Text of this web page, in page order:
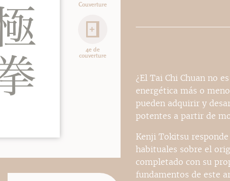
Couverture
4e de
couverture
¿El Tai Chi Chuan no
energética más o
pueden adquirir y
potentes a partir de
Kenji Tokitsu
habituales sobre el
completado con su
fundamentos de este